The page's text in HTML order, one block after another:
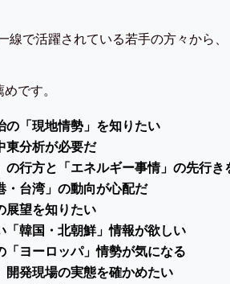
線で活躍されている若手の方々から
です。
の「現地情勢」を知りたい
東分析が必要だ
の行方と「エネルギー事情」の先行き
・台湾」の動向が心配だ
展望を知りたい
「韓国・北朝鮮」情報が欲しい
「ヨーロッパ」情勢が気になる
開発現場の実態を確かめたい